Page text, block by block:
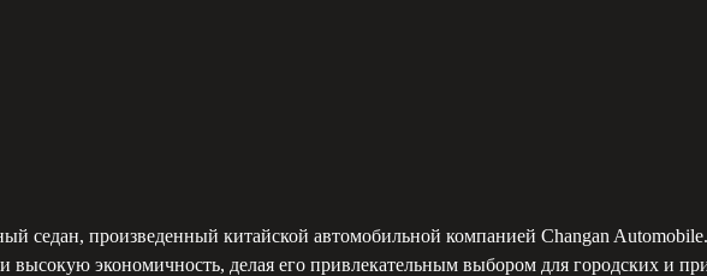
седан, произведенный китайской автомобильной компанией Changan
высокую экономичность, делая его привлекательным выбором для городских и